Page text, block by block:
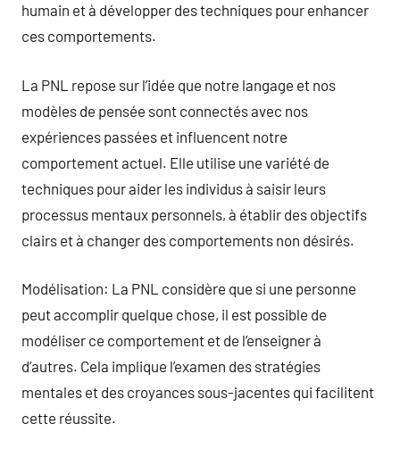
humain et à développer des techniques pour enhancer
ces comportements.
La PNL repose sur l’idée que notre langage et nos
modèles de pensée sont connectés avec nos
expériences passées et influencent notre
comportement actuel. Elle utilise une variété de
techniques pour aider les individus à saisir leurs
processus mentaux personnels, à établir des objectifs
clairs et à changer des comportements non désirés.
Modélisation: La PNL considère que si une personne
peut accomplir quelque chose, il est possible de
modéliser ce comportement et de l’enseigner à
d’autres. Cela implique l’examen des stratégies
mentales et des croyances sous-jacentes qui facilitent
cette réussite.